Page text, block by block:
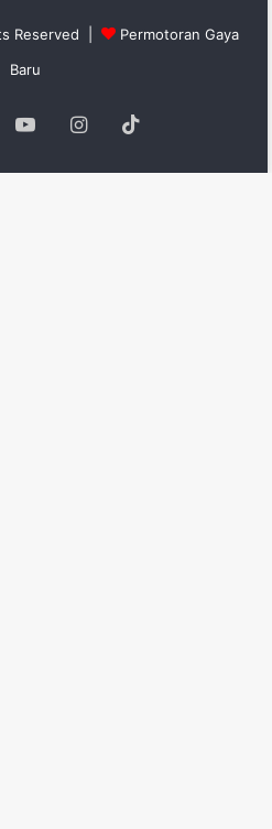
Reserved |
Permotoran Gaya
Baru
YouTubeInstagram